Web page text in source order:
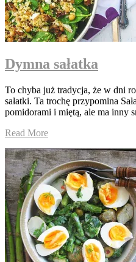
Dymna sałatka
To chyba już tradycja, że w dni
sałatki. Ta trochę przypomina
pomidorami i miętą, ale ma inny
Read More